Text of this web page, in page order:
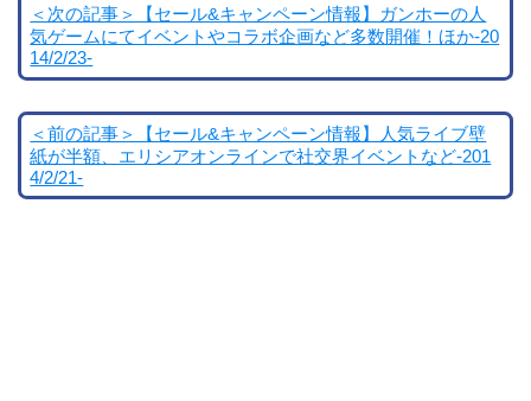
＜次の記事＞【セール&キャンペーン情報】ガンホーの人
気ゲームにてイベントやコラボ企画など多数開催！ほか-20
14/2/23-
＜前の記事＞【セール&キャンペーン情報】人気ライブ壁
紙が半額、エリシアオンラインで社交界イベントなど-201
4/2/21-